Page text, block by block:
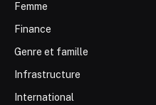
Femme
Finance
Genre et famille
Infrastructure
International